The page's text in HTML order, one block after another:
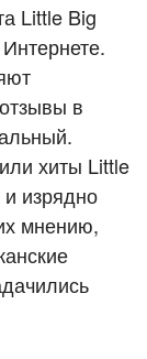
Little Big
в
хиты Little
изрядно
мнению,